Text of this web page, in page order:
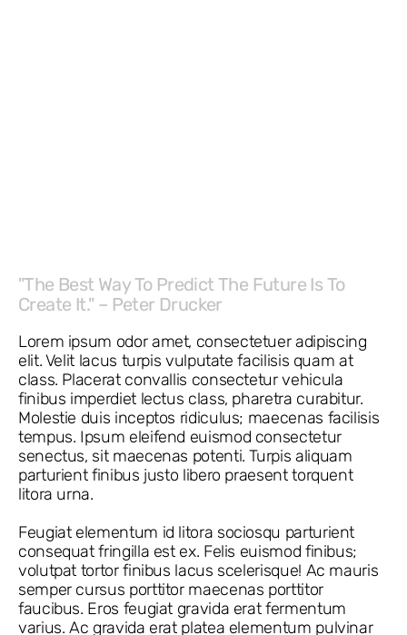
"The Best Way To Predict The Future Is To
Create It." – Peter Drucker
Lorem ipsum odor amet, consectetuer adipiscing
elit. Velit lacus turpis vulputate facilisis quam at
class. Placerat convallis consectetur vehicula
finibus imperdiet lectus class, pharetra curabitur.
Molestie duis inceptos ridiculus; maecenas facilisis
tempus. Ipsum eleifend euismod consectetur
senectus, sit maecenas potenti. Turpis aliquam
parturient finibus justo libero praesent torquent
litora urna.
Feugiat elementum id litora sociosqu parturient
consequat fringilla est ex. Felis euismod finibus;
volutpat tortor finibus lacus scelerisque! Ac mauris
semper cursus porttitor maecenas porttitor
faucibus. Eros feugiat gravida erat fermentum
varius. Ac gravida erat platea elementum pulvinar